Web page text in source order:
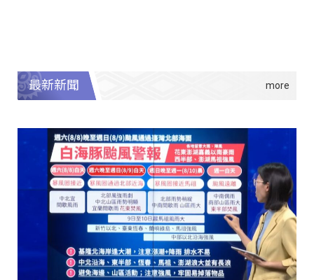
最新新聞